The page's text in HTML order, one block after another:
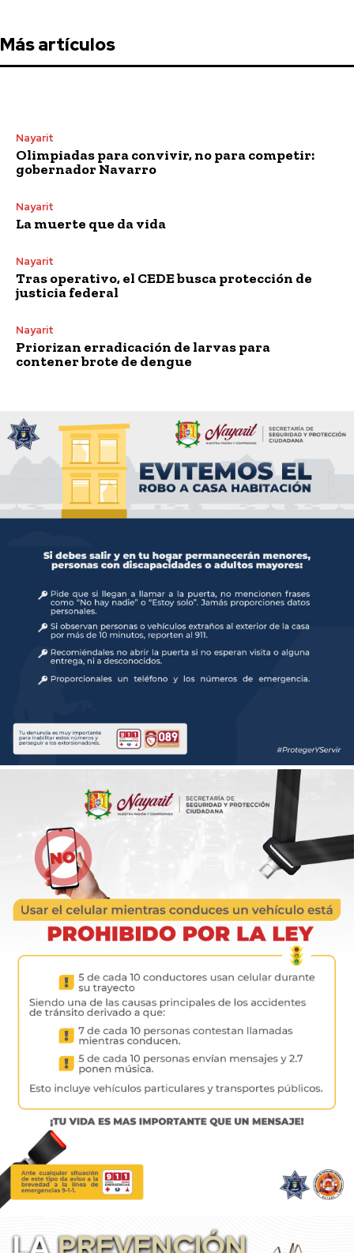
Más artículos
Nayarit
Olimpiadas para convivir, no para competir:
gobernador Navarro
Nayarit
La muerte que da vida
Nayarit
Tras operativo, el CEDE busca protección de
justicia federal
Nayarit
Priorizan erradicación de larvas para
contener brote de dengue